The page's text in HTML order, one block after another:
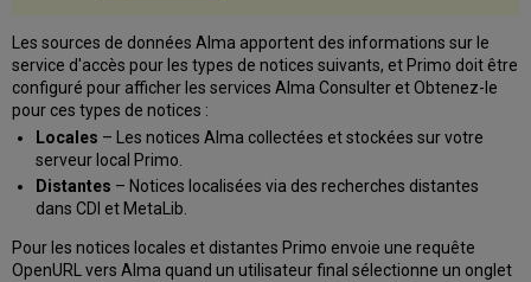
distante
Les sources de données Alma apportent des informations sur le
service d'accès pour les types de notices suivants, et Primo doit être
configuré pour afficher les services Alma Consulter et Obtenez-le
pour ces types de notices :
Locales – Les notices Alma collectées et stockées sur votre
serveur local Primo.
Distantes – Notices localisées via des recherches distantes
dans CDI et MetaLib.
Pour les notices locales et distantes Primo envoie une requête
OpenURL vers Alma quand un utilisateur final sélectionne un onglet